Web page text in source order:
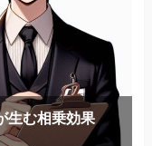
生む相乗効果